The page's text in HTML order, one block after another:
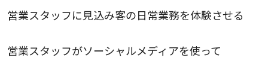
営業スタッフに見込み客の日常業務を体験させる
営業スタッフがソーシャルメディアを使って